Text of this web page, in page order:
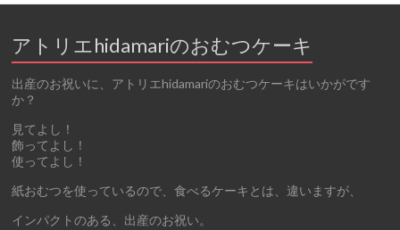
アトリエhidamariのおむつケーキ
出産のお祝いに、アトリエhidamariのおむつケーキはいかがです
か？
見てよし！
飾ってよし！
使ってよし！
紙おむつを使っているので、食べるケーキとは、違いますが、
インパクトのある、出産のお祝い。